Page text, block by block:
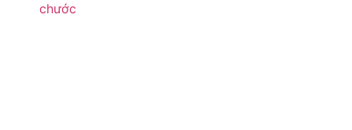
chước